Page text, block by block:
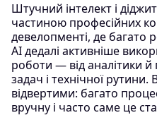
Штучний інтелект і
частиною професійних
девелопменті, де багато
AI дедалі активніше
роботи — від аналітики
задач і технічної
відвертими: багато
вручну і часто саме це